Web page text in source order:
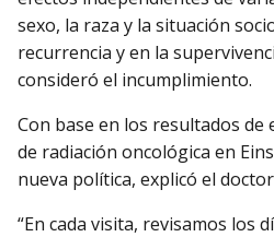
sexo, la raza y la situación
recurrencia y en la
consideró el incumplimiento.
Con base en los resultados de
de radiación oncológica en
nueva política, explicó el
“En cada visita, revisamos los